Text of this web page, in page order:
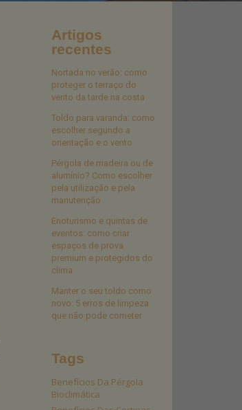
Artigos
recentes
Nortada no verão: como
proteger o terraço do
vento da tarde na costa
Toldo para varanda: como
escolher segundo a
orientação e o vento
Pérgola de madeira ou de
alumínio? Como escolher
pela utilização e pela
manutenção
Enoturismo e quintas de
eventos: como criar
espaços de prova
premium e protegidos do
clima
Manter o seu toldo como
novo: 5 erros de limpeza
que não pode cometer
Tags
Benefícios Da Pérgola
Bioclimática